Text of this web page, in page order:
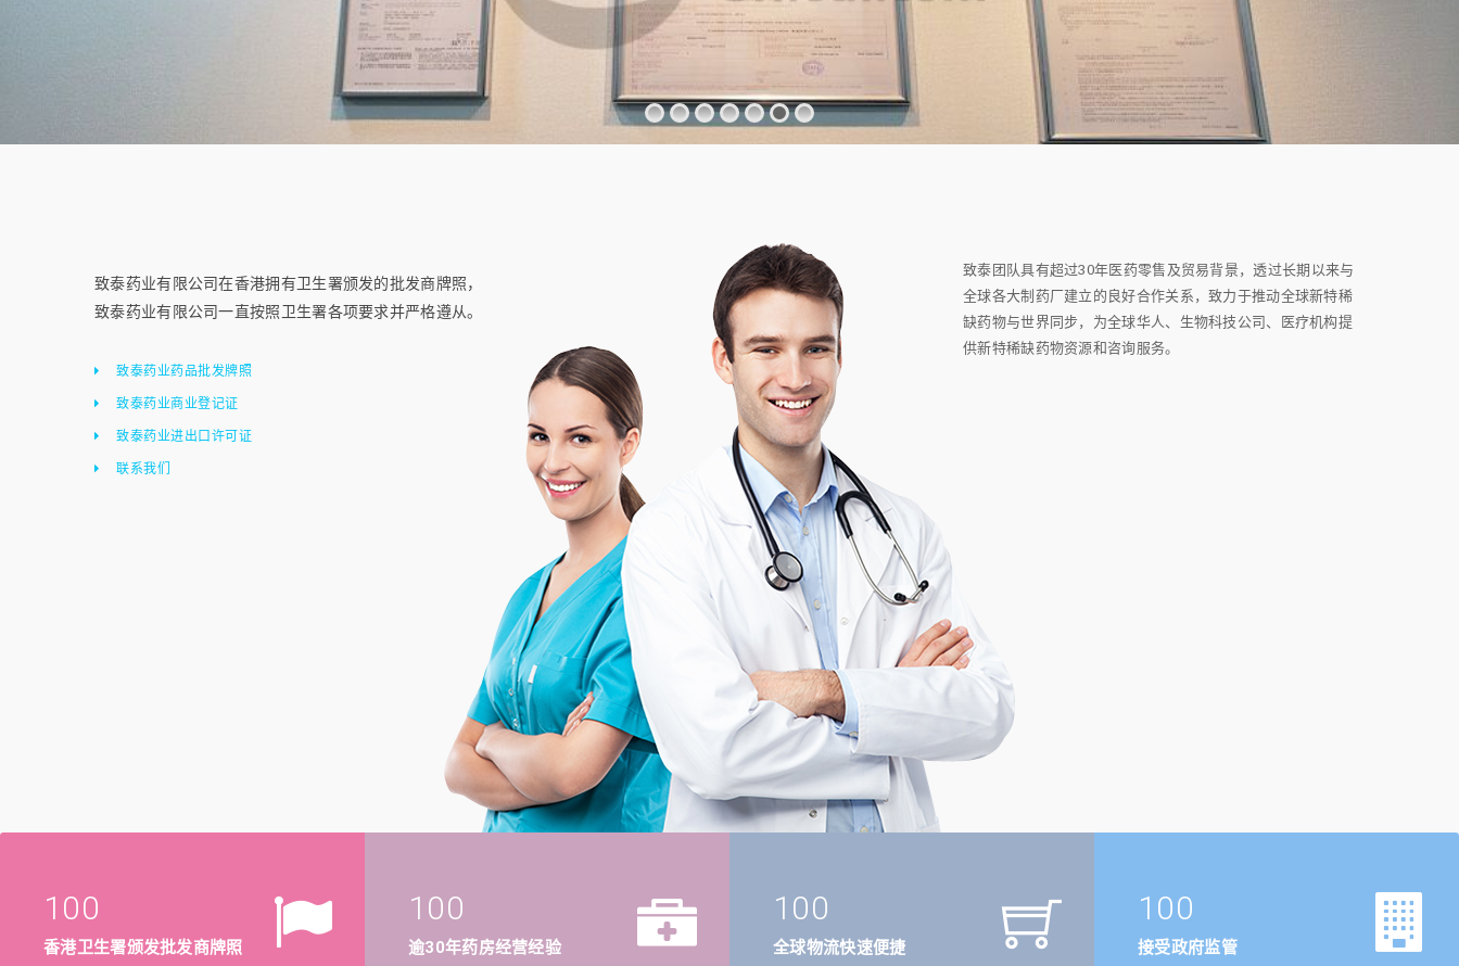
致泰药业有限公司在香港拥有卫生署颁发的批发商牌照，
致泰药业有限公司一直按照卫生署各项要求并严格遵从。
致泰药业药品批发牌照
致泰药业商业登记证
致泰药业进出口许可证
联系我们
致泰团队具有超过30年医药零售及贸易背景，透过长期以来与
全球各大制药厂建立的良好合作关系，致力于推动全球新特稀
缺药物与世界同步，为全球华人、生物科技公司、医疗机构提
供新特稀缺药物资源和咨询服务。
100
香港卫生署颁发批发商牌照
100
逾30年药房经营经验
100
全球物流快速便捷
100
接受政府监管